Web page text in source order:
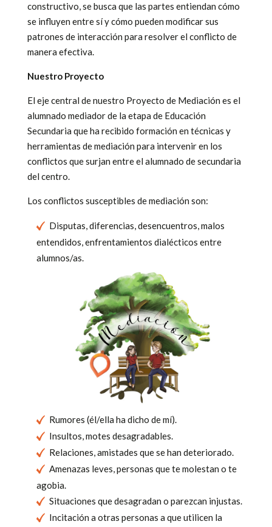
constructivo, se busca que las partes entiendan cómo
se influyen entre sí y cómo pueden modificar sus
patrones de interacción para resolver el conflicto de
manera efectiva.
Nuestro Proyecto
El eje central de nuestro Proyecto de Mediación es el
alumnado mediador de la etapa de Educación
Secundaria que ha recibido formación en técnicas y
herramientas de mediación para intervenir en los
conflictos que surjan entre el alumnado de secundaria
del centro.
Los conflictos susceptibles de mediación son:
Disputas, diferencias, desencuentros, malos
entendidos, enfrentamientos dialécticos entre
alumnos/as.
Rumores (él/ella ha dicho de mí).
Insultos, motes desagradables.
Relaciones, amistades que se han deteriorado.
Amenazas leves, personas que te molestan o te
agobia.
Situaciones que desagradan o parezcan injustas.
Incitación a otras personas a que utilicen la